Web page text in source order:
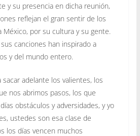
y su presencia en dicha reunión,
reflejan el gran sentir de los
México, por su cultura y su gente.
canciones han inspirado a
y del mundo entero.
sacar adelante los valientes, los
nos abrimos pasos, los que
obstáculos y adversidades, y yo
ustedes son esa clase de
los días vencen muchos